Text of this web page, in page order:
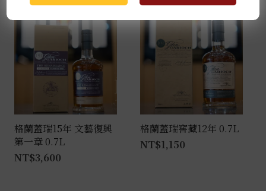
格蘭蓋瑞15年 文藝復興
第一章 0.7L
NT$3,600
格蘭蓋瑞窖藏12年 0.7L
NT$1,150